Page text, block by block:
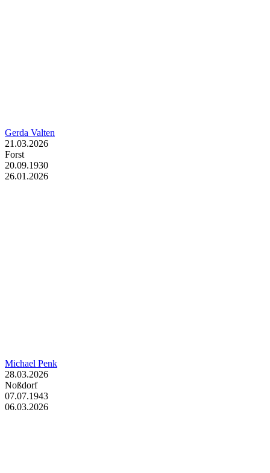
Gerda Valten
21.03.2026
Forst
20.09.1930
26.01.2026
Michael Penk
28.03.2026
Noßdorf
07.07.1943
06.03.2026